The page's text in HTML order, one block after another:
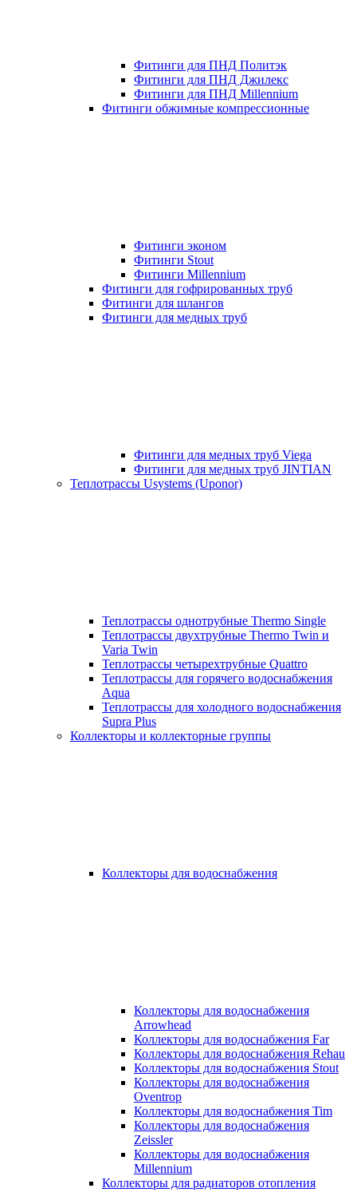
Фитинги для ПНД Политэк
Фитинги для ПНД Джилекс
Фитинги для ПНД Millennium
Фитинги обжимные компрессионные
Фитинги эконом
Фитинги Stout
Фитинги Millennium
Фитинги для гофрированных труб
Фитинги для шлангов
Фитинги для медных труб
Фитинги для медных труб Viega
Фитинги для медных труб JINTIAN
Теплотрассы Usystems (Uponor)
Теплотрассы однотрубные Thermo Single
Теплотрассы двухтрубные Thermo Twin и
Varia Twin
Теплотрассы четырехтрубные Quattro
Теплотрассы для горячего водоснабжения
Aqua
Теплотрассы для холодного водоснабжения
Supra Plus
Коллекторы и коллекторные группы
Коллекторы для водоснабжения
Коллекторы для водоснабжения
Arrowhead
Коллекторы для водоснабжения Far
Коллекторы для водоснабжения Rehau
Коллекторы для водоснабжения Stout
Коллекторы для водоснабжения
Oventrop
Коллекторы для водоснабжения Tim
Коллекторы для водоснабжения
Zeissler
Коллекторы для водоснабжения
Millennium
Коллекторы для радиаторов отопления